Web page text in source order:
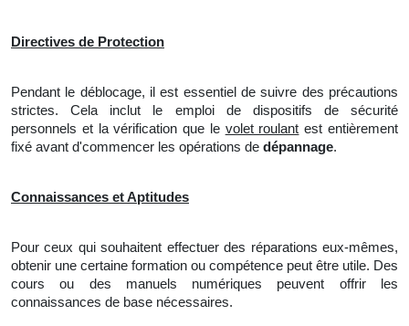
Directives de Protection
Pendant le déblocage, il est essentiel de suivre des précautions
strictes. Cela inclut le emploi de dispositifs de sécurité
personnels et la vérification que le volet roulant est entièrement
fixé avant d'commencer les opérations de dépannage.
Connaissances et Aptitudes
Pour ceux qui souhaitent effectuer des réparations eux-mêmes,
obtenir une certaine formation ou compétence peut être utile. Des
cours ou des manuels numériques peuvent offrir les
connaissances de base nécessaires.